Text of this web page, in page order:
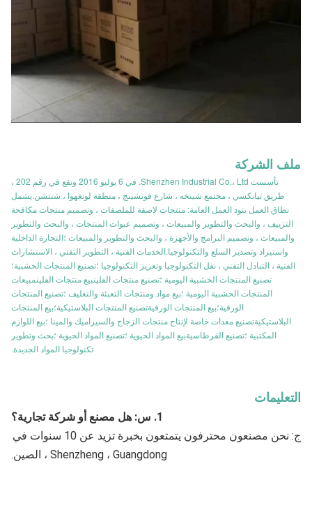
ملف الشركة
تأسست Shenzhen Industrial Co.، Ltd. في 6 يوليو 2016 وتقع في رقم 202 ،
طريق تيانكسي ، مجتمع شينخه ، شارع فوتشينج ، منطقة لونغهوا ، شنتشن.يشمل
نطاق العمل بنود العمل العامة: منتجات لاصقة للملصقات ، وتصميم منتجات مكافحة
التزييف ، والبحث والتطوير والمبيعات ، وتصميم عبوات المنتجات ، والبحث والتطوير
والمبيعات ، وتصميم البرامج والأجهزة ، والبحث والتطوير والمبيعات ؛التجارة الداخلية
واستيراد وتصدير السلع والتكنولوجيا.الخدمات الفنية ، التطوير التقني ، الاستشارات
الفنية ، التبادل التقني ، نقل التكنولوجيا وتعزيز التكنولوجيا ؛تصنيع المنتجات الخشبية؛
تصنيع المنتجات الخشبية اليومية ؛تصنيع منتجات الفلينبيع منتجات الفلينمبيعات
المنتجات الخشبية اليومية ؛بيع مواد ومنتجات التعبئة والتغليف ؛تصنيع المنتجات
الورقية؛بيع المنتجات الورقيةتصنيع المنتجات البلاستيكية؛بيع المنتجات
البلاستيكيةتصنيع معدات خاصة لإنتاج منتجات الزجاج والسيراميك والمينا ؛بيع اللوازم
المكتبية ؛تصنيع القرطاسيةبيع المواد الحيوية ؛تصنيع المواد الحيوية ؛بحث وتطوير
تكنولوجيا المواد الجديدة.
التعليمات
1. س: هل مصنع أو شركة تجارية؟
Shenzheng ، Guangdong ، الصين.